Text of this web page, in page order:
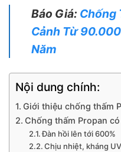
Báo Giá: Chống
Cảnh Từ
Năm
Nội dung chính:
Giới thiệu chống thấm
Chống thấm Propan
Đàn hồi lên tới 600%
Chịu nhiệt, kháng